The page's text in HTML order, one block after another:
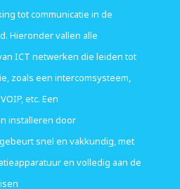
tot communicatie in de
Hieronder vallen alle
ICT netwerken die leiden tot
zoals een intercomsysteem,
etc. Een
installeren door
snel en vakkundig, met
en volledig aan de